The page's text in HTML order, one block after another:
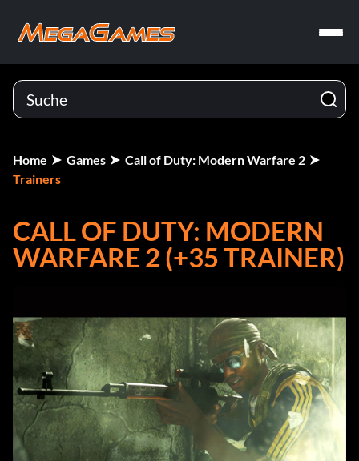
Home Games
Call of Duty: Modern Warfare 2
Trainers
CALL OF DUTY: MODERN
WARFARE 2 (+35 TRAINER)